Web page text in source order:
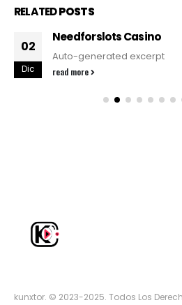
RELATEDPOSTS
02
Dic
Needforslots Casino
Auto-generated excerpt
read more
kunxtor. © 2023-2025. Todos Los